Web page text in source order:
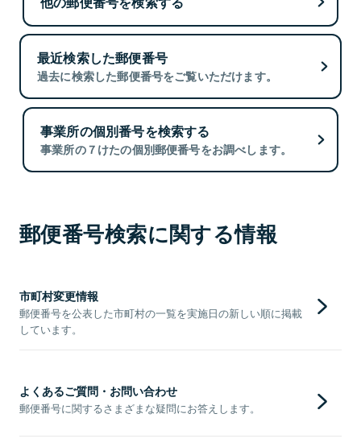
最近検索した郵便番号
過去に検索した郵便番号をご覧いただけます。
事業所の個別番号を検索する
事業所の７けたの個別郵便番号をお調べします。
郵便番号検索に関する情報
市町村変更情報
郵便番号を公表した市町村の一覧を実施日の新しい順に掲載
しています。
よくあるご質問・お問い合わせ
郵便番号に関するさまざまな疑問にお答えします。